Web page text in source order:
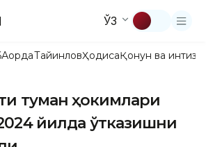
ЎЗ
АқордаТайинловҲодисаҚонун ва
туман ҳокимлари
йилда ўтказишни